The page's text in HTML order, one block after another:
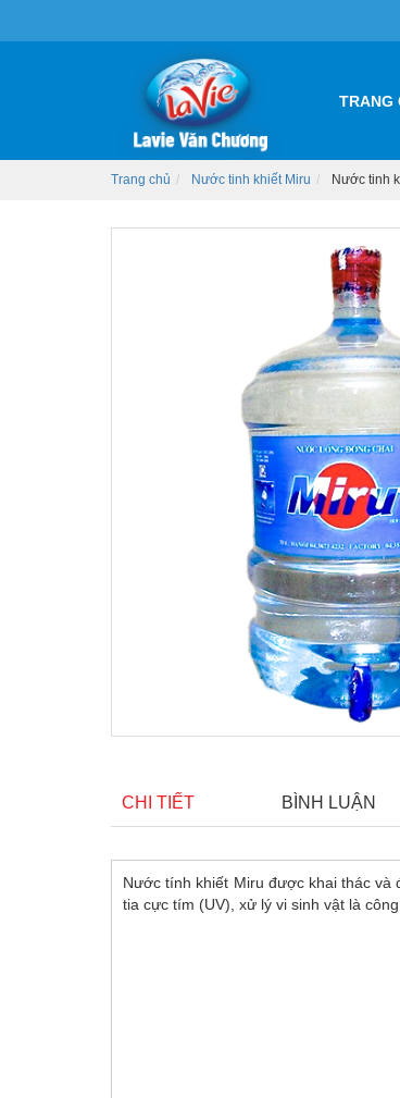
TRANG
Trang chủ Nước tinh khiết Miru Nước tinh
CHI TIẾT BÌNH LUẬN
Nước tính khiết Miru được khai thác và
tia cực tím (UV), xử lý vi sinh vật là